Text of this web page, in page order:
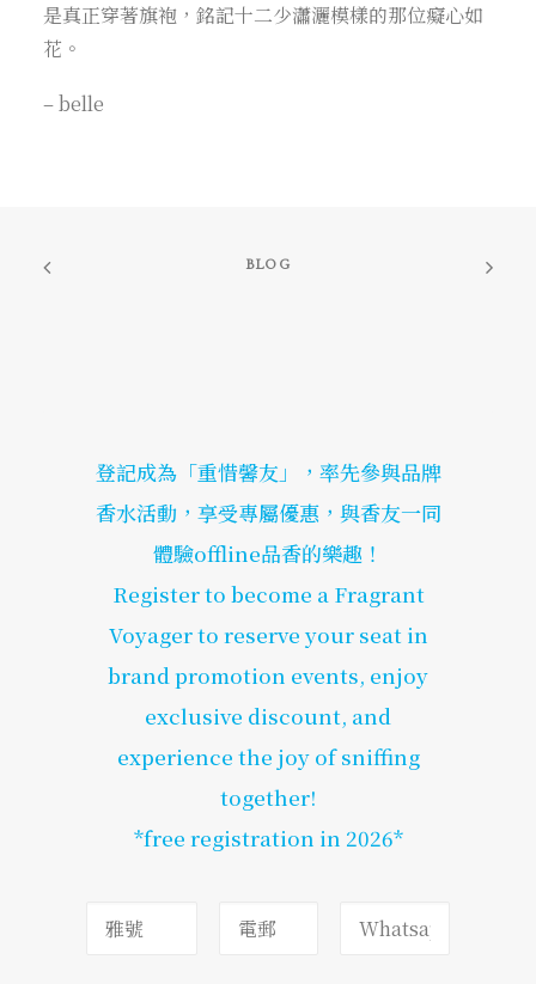
是真正穿著旗袍，銘記十二少瀟灑模樣的那位癡心如
花。
– belle
BLOG
登記成為「重惜馨友」，率先參與品牌
香水活動，享受專屬優惠，與香友一同
體驗offline品香的樂趣！
Register to become a Fragrant
Voyager to reserve your seat in
brand promotion events, enjoy
exclusive discount, and
experience the joy of sniffing
together!
*free registration in 2026*